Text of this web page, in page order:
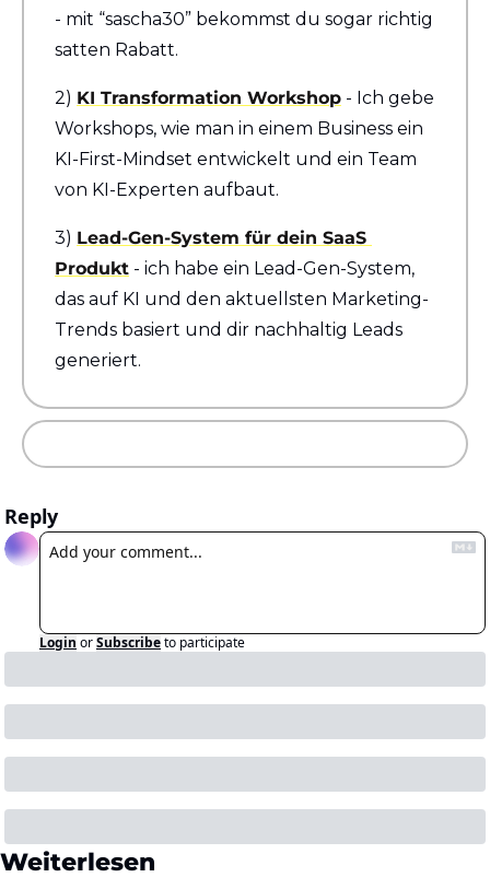
- mit “sascha30” bekommst du sogar richtig
satten Rabatt.
2) KI Transformation Workshop - Ich gebe
Workshops, wie man in einem Business ein
KI-First-Mindset entwickelt und ein Team
von KI-Experten aufbaut.
3) Lead-Gen-System für dein SaaS
Produkt - ich habe ein Lead-Gen-System,
das auf KI und den aktuellsten Marketing-
Trends basiert und dir nachhaltig Leads
generiert.
Reply
Login orSubscribeto participate
Weiterlesen